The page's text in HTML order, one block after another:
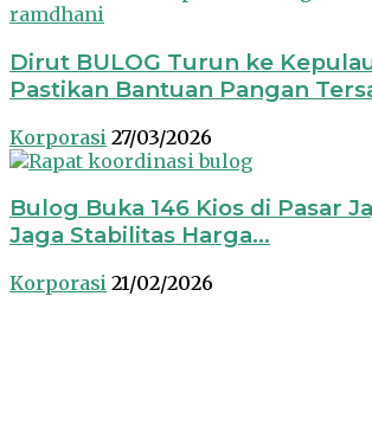
Dirut BULOG Turun ke
Pastikan Bantuan Pangan
Korporasi 27/03/2026
Bulog Buka 146 Kios di Pasar
Jaga Stabilitas Harga...
Korporasi 21/02/2026